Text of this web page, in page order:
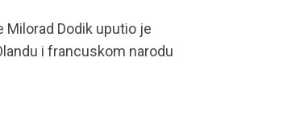
Milorad Dodik uputio je
i francuskom narodu